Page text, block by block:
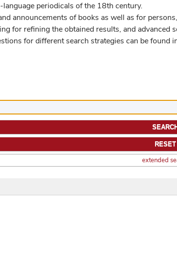
periodicals of the 18th century.
announcements of books as well as for
for refining the obtained results, and
for different search strategies can be found
extended